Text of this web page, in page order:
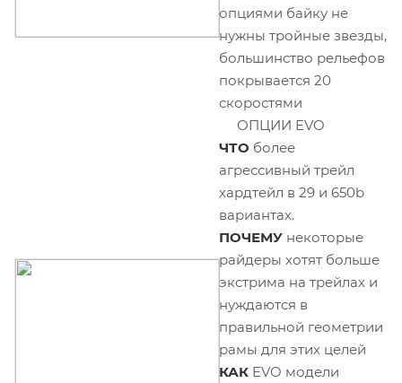
опциями байку не
нужны тройные звезды,
большинство рельефов
покрывается 20
скоростями
ОПЦИИ EVO
ЧТО более
агрессивный трейл
хардтейл в 29 и 650b
вариантах.
ПОЧЕМУ некоторые
райдеры хотят больше
экстрима на трейлах и
нуждаются в
правильной геометрии
рамы для этих целей
КАК EVO модели